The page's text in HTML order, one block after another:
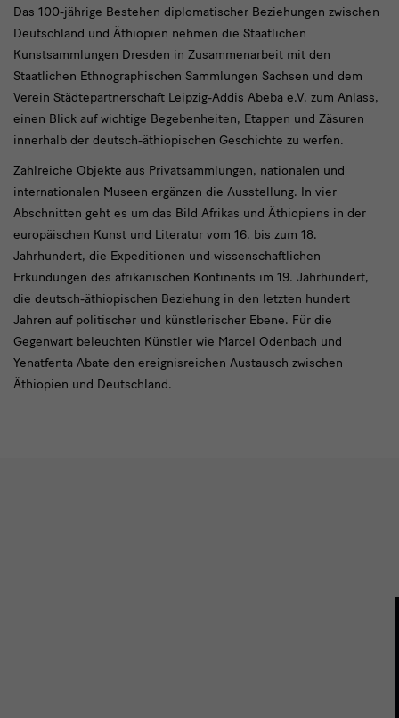
text
1
Das 100-jährige Bestehen diplomatischer Beziehungen zwischen
Deutschland und Äthiopien nehmen die Staatlichen
Kunstsammlungen Dresden in Zusammenarbeit mit den
Staatlichen Ethnographischen Sammlungen Sachsen und dem
Verein Städtepartnerschaft Leipzig-Addis Abeba e.V. zum Anlass,
einen Blick auf wichtige Begebenheiten, Etappen und Zäsuren
innerhalb der deutsch-äthiopischen Geschichte zu werfen.
Zahlreiche Objekte aus Privatsammlungen, nationalen und
internationalen Museen ergänzen die Ausstellung. In vier
Abschnitten geht es um das Bild Afrikas und Äthiopiens in der
europäischen Kunst und Literatur vom 16. bis zum 18.
Jahrhundert, die Expeditionen und wissenschaftlichen
Erkundungen des afrikanischen Kontinents im 19. Jahrhundert,
die deutsch-äthiopischen Beziehung in den letzten hundert
Jahren auf politischer und künstlerischer Ebene. Für die
Gegenwart beleuchten Künstler wie Marcel Odenbach und
Yenatfenta Abate den ereignisreichen Austausch zwischen
Äthiopien und Deutschland.